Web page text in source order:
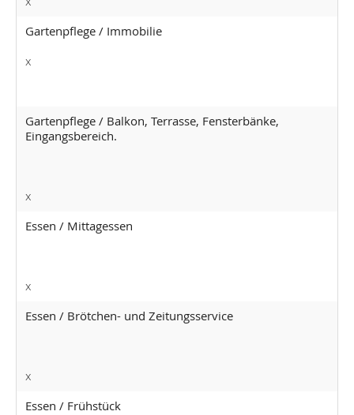
Gartenpflege / Immobilie
x
Gartenpflege / Balkon, Terrasse, Fensterbänke,
Eingangsbereich.
x
Essen / Mittagessen
x
Essen / Brötchen- und Zeitungsservice
x
Essen / Frühstück